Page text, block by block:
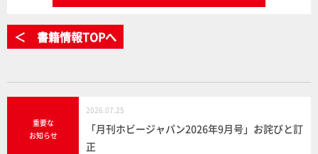
＜ 書籍情報TOPへ
重要な
お知らせ
2026.07.25
「月刊ホビージャパン2026年9月号」お詫びと訂
正